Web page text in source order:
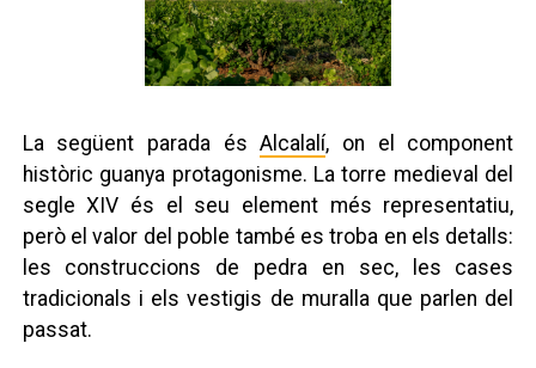
La següent parada ésAlcalalí, on el component
històric guanya protagonisme. La torre medieval del
segle XIV és el seu element més representatiu,
però el valor del poble també es troba en els detalls:
les construccions de pedra en sec, les cases
tradicionals i els vestigis de muralla que parlen del
passat.